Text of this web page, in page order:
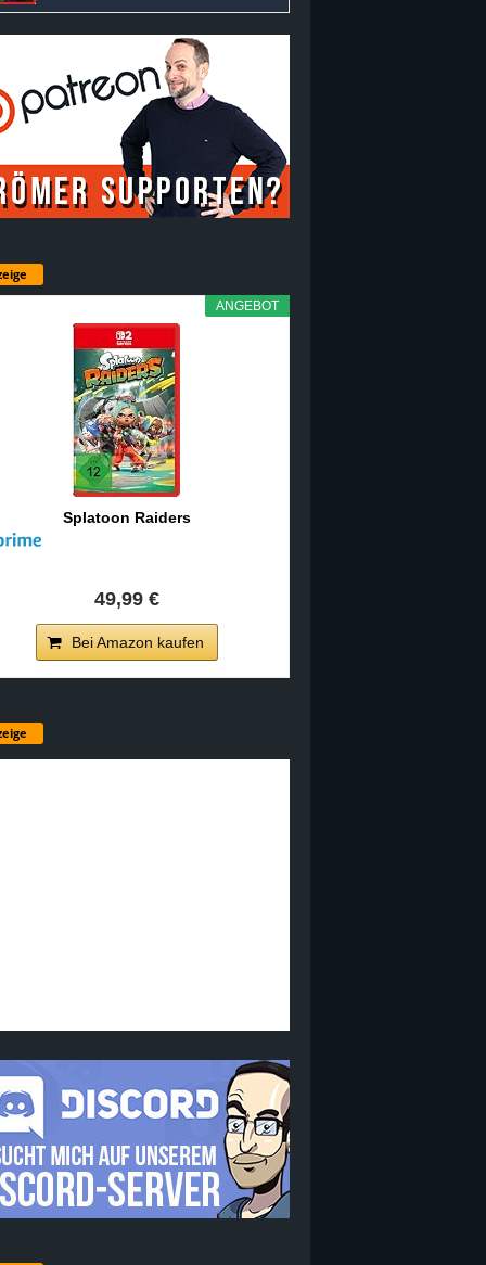
ANGEBOT
Splatoon Raiders
49,99 €
Bei Amazon kaufen